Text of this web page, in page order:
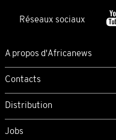
Réseaux sociaux
A propos d'Africanews
Contacts
Distribution
Jobs